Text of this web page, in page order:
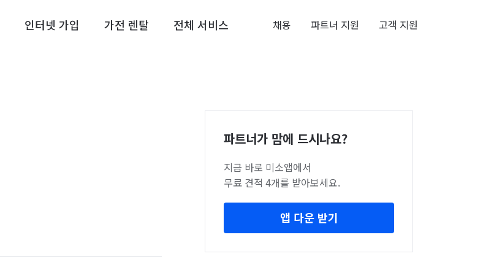
인터넷 가입 가전 렌탈 전체 서비스 채용 파트너 지원 고객 지원
파트너가 맘에 드시나요?
지금 바로 미소앱에서
무료 견적 4개를 받아보세요.
앱 다운 받기